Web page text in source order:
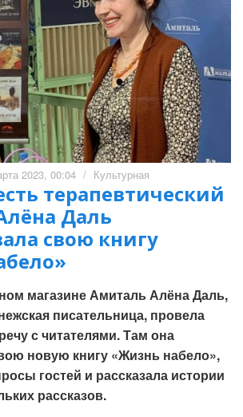
2023, 00:04 / Культурная
терапевтический
Даль
свою книгу
магазине Амиталь Алёна Даль,
писательница, провела
с читателями. Там она
новую книгу «Жизнь набело»,
гостей и рассказала истории
рассказов.